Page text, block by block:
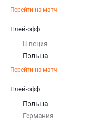
Перейти на матч
Швеция
Польша
Перейти на матч
Плей-офф
Польша
Германия
Плей-офф